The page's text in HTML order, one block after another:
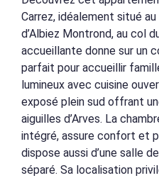
Carrez, idéalement situé
d’Albiez Montrond, au col
accueillante donne sur un
parfait pour accueillir
lumineux avec cuisine
exposé plein sud offrant
aiguilles d’Arves. La
intégré, assure confort et
dispose aussi d’une salle
séparé. Sa localisation